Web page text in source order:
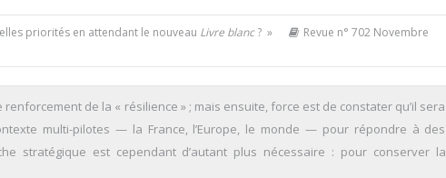
priorités en attendant le nouveau Livre blanc? »
Revue n° 702 Novembre
de la « résilience » ; mais ensuite, force est de constater qu’il sera
multi-pilotes — la France, l’Europe, le monde — pour répondre à des
stratégique est cependant d’autant plus nécessaire : pour conserver la